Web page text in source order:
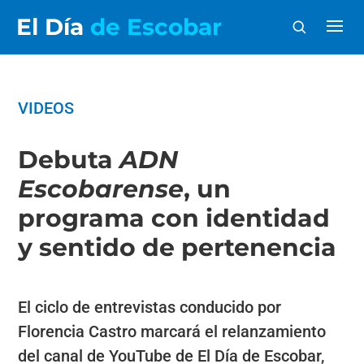
El Día de Escobar
VIDEOS
DebutaADN
Escobarense, un
programa con identidad
y sentido de pertenencia
El ciclo de entrevistas conducido por
Florencia Castro marcará el relanzamiento
del canal de YouTube de El Día de Escobar,